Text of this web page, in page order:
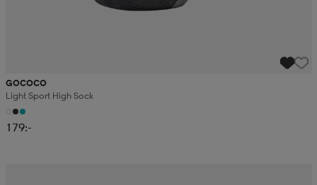
GOCOCO
Light Sport High Sock
179:-